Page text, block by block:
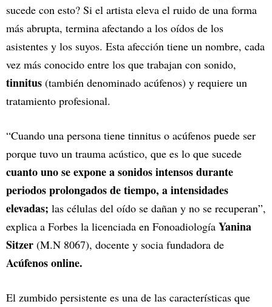
sucede con esto? Si el artista eleva el ruido de una forma
más abrupta, termina afectando a los oídos de los
asistentes y los suyos. Esta afección tiene un nombre, cada
vez más conocido entre los que trabajan con sonido,
tinnitus (también denominado acúfenos) y requiere un
tratamiento profesional.
“Cuando una persona tiene tinnitus o acúfenos puede ser
porque tuvo un trauma acústico, que es lo que sucede
cuanto uno se expone a sonidos intensos durante
periodos prolongados de tiempo, a intensidades
elevadas; las células del oído se dañan y no se recuperan”,
explica a Forbes la licenciada en Fonoadiología Yanina
Sitzer (M.N 8067), docente y socia fundadora de
Acúfenos online.
El zumbido persistente es una de las características que